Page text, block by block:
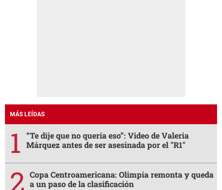
MÁS LEÍDAS
“Te dije que no quería eso”: Video de Valeria
Márquez antes de ser asesinada por el "R1"
Copa Centroamericana: Olimpia remonta y queda
a un paso de la clasificación